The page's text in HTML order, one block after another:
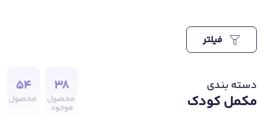
دسته بندی
مکمل کودک
38
محصول
موجود
54
محصول